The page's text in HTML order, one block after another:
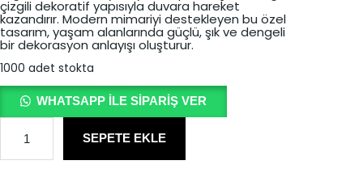
a
l
f
i
y
t
k
i
i
y
a
t
çizgili dekoratif yapısıyla duvara hareket
kazandırır. Modern mimariyi destekleyen bu özel
tasarım, yaşam alanlarında güçlü, şık ve dengeli
bir dekorasyon anlayışı oluşturur.
1000 adet stokta
WHATSAPP ILE SIPARIŞ VER
A
a
SEPETE EKLE